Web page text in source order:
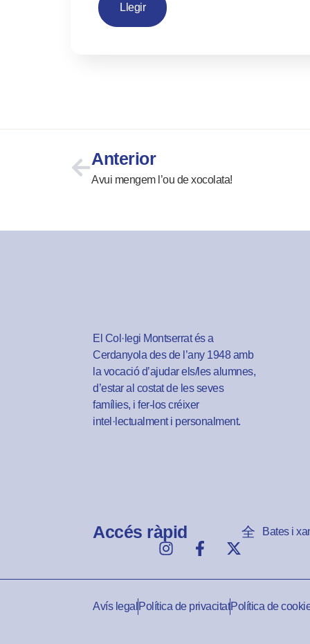
Llegir
Anterior
Avui mengem l’ou de xocolata!
El Col·legi Montserrat és a
Cerdanyola des de l’any 1948 amb
la vocació d’ajudar els/les alumnes,
d’estar al costat de les seves
famílies, i fer-los créixer
intel·lectualment i personalment.
Accés ràpid Bates i
Avís legal Política de privacitatPolítica de